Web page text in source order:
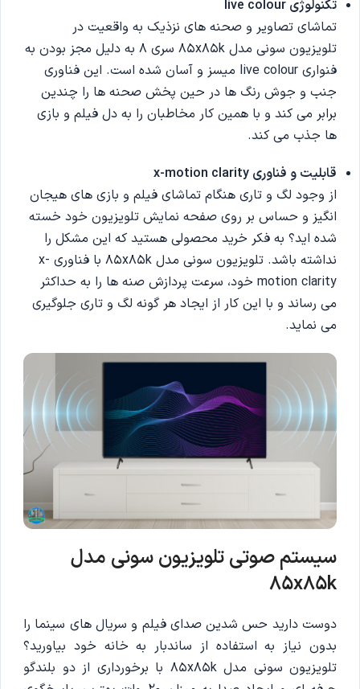
تکنولوژی live colour
تماشای تصاویر و صحنه های نزذیک به واقعیت در
تلویزیون سونی مدل 85x85k سری 8 به دلیل مجز بودن به
فنواری live colour میسز و آسان شده است. این فناوری
جنب و جوش رنگ ها در حین پخش صحنه ها را چندین
برابر می کند و با همین کار مخاطبان را به دل فیلم و بازی
ها جذب می کند.
قابلیت و فناوری x-motion clarity
از وجود لگ و تاری هنگام تماشای فیلم و بازی های هیجان
انگیز و حساس بر روی صفحه نمایش تلویزیون خود خسته
شده اید؟ به فکر خرید محصولی هستید که این مشکل را
نداشته باشد. تلویزیون سونی مدل 85x85k با فناوری x-
motion clarity خود، سرعت پردازش صنه ها را به حداکثر
می رساند و با این کار از ایجاد هر گونه لگ و تاری جلوگیری
می نماید.
سیستم صوتی تلویزیون سونی مدل
85x85k
دوست دارید حس شدین صدای فیلم و سریال های سینما را
بدون نیاز به استفاده از ساندبار به خانه خود بیاورید؟
تلویزیون سونی مدل 85x85k با برخورداری از دو بلندگو